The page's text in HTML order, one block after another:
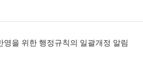
영을 위한 행정규칙의 일괄개정 알림